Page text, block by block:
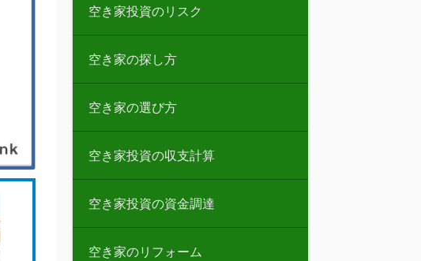
空き家投資のリスク
空き家の探し方
空き家の選び方
空き家投資の収支計算
空き家投資の資金調達
空き家のリフォーム